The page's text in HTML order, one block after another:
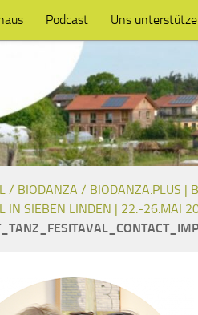
Podcast Uns
/ BIODANZA / BIODANZA.PLUS |
IN SIEBEN LINDEN | 22.-26.MAI